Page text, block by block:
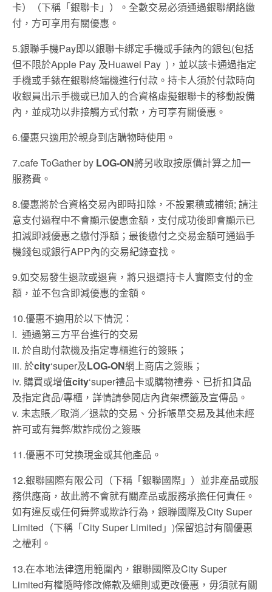
卡）（下稱「銀聯卡」）。全數交易必須通過銀聯網絡繳
付，方可享用有關優惠。
5.銀聯手機Pay即以銀聯卡綁定手機或手錶內的銀包(包括
但不限於Apple Pay 及Huawei Pay )，並以該卡通過指定
手機或手錶在銀聯終端機進行付款。持卡人須於付款時向
收銀員出示手機或已加入的合資格虛擬銀聯卡的移動設備
內，並成功以非接觸方式付款，方可享有關優惠。
6.優惠只適用於親身到店購物時使用。
7.cafe ToGather by LOG-ON將另收取按原價計算之加一
服務費。
8.優惠將於合資格交易內即時扣除，不設累積或補領; 請注
意支付過程中不會顯示優惠金額，支付成功後即會顯示已
扣減即減優惠之繳付淨額；最後繳付之交易金額可通過手
機錢包或銀行APP內的交易紀錄查找。
9.如交易發生退款或退貨，將只退還持卡人實際支付的金
額，並不包含即減優惠的金額。
10.優惠不適用於以下情況：
i. 通過第三方平台進行的交易
ii. 於自助付款機及指定專櫃進行的簽賬；
iii. 於city‘super及LOG-ON網上商店之簽賬；
iv. 購買或增值city‘super禮品卡或購物禮券、已折扣貨品
及指定貨品/專櫃，詳情請參閱店內貨架標籤及宣傳品。
v. 未志賬／取消／退款的交易、分拆帳單交易及其他未經
許可或有舞弊/欺詐成份之簽賬
11.優惠不可兌換現金或其他產品。
12.銀聯國際有限公司（下稱「銀聯國際」）並非產品或服
務供應商，故此將不會就有關產品或服務承擔任何責任。
如有違反或任何舞弊或欺詐行為，銀聯國際及City Super
Limited（下稱「City Super Limited」)保留追討有關優惠
之權利。
13.在本地法律適用範圍內，銀聯國際及City Super
Limited有權隨時修改條款及細則或更改優惠，毋須就有關